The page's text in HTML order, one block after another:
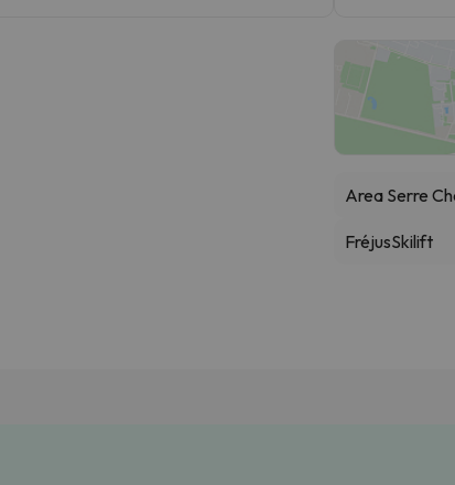
Area Serre
FréjusSkilift